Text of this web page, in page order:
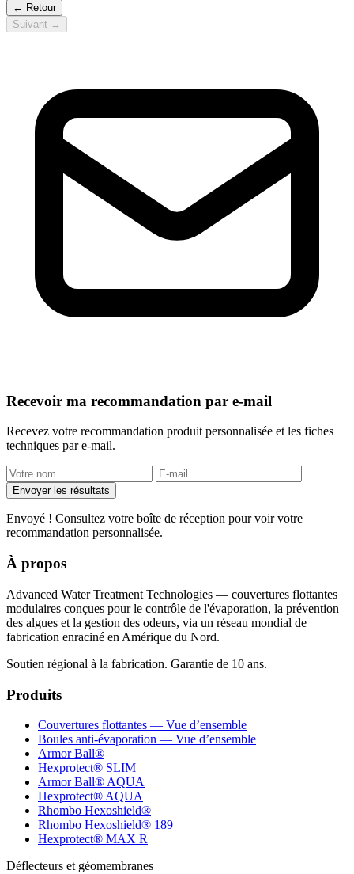
← Retour
Suivant →
Recevoir ma recommandation par e-mail
Recevez votre recommandation produit personnalisée et les fiches
techniques par e-mail.
Envoyer les résultats
Envoyé ! Consultez votre boîte de réception pour voir votre
recommandation personnalisée.
À propos
Advanced Water Treatment Technologies — couvertures flottantes
modulaires conçues pour le contrôle de l'évaporation, la prévention
des algues et la gestion des odeurs, via un réseau mondial de
fabrication enraciné en Amérique du Nord.
Soutien régional à la fabrication. Garantie de 10 ans.
Produits
Couvertures flottantes — Vue d’ensemble
Boules anti-évaporation — Vue d’ensemble
Armor Ball®
Hexprotect® SLIM
Armor Ball® AQUA
Hexprotect® AQUA
Rhombo Hexoshield®
Rhombo Hexoshield® 189
Hexprotect® MAX R
Déflecteurs et géomembranes